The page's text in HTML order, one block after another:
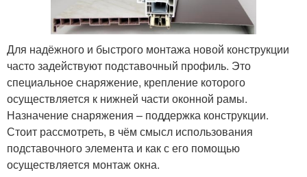
Для надёжного и быстрого монтажа новой конструкции
часто задействуют подставочный профиль. Это
специальное снаряжение, крепление которого
осуществляется к нижней части оконной рамы.
Назначение снаряжения – поддержка конструкции.
Стоит рассмотреть, в чём смысл использования
подставочного элемента и как с его помощью
осуществляется монтаж окна.